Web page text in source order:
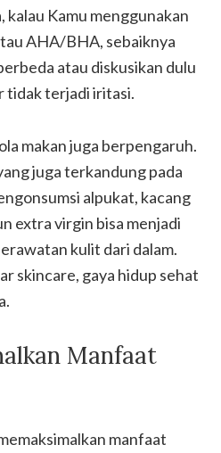
kalau Kamu menggunakan
AHA/BHA, sebaiknya
atau diskusikan dulu
tidak terjadi iritasi.
makan juga berpengaruh.
juga terkandung pada
alpukat, kacang
extra virgin bisa menjadi
kulit dari dalam.
skincare, gaya hidup sehat
Manfaat
manfaat